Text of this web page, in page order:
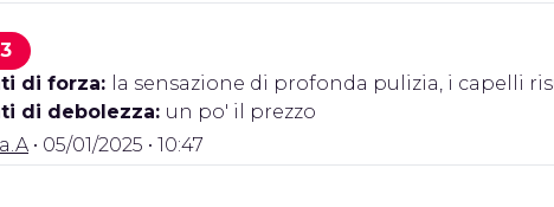
3
di forza: la sensazione di profonda pulizia, i capelli
di debolezza: un po' il prezzo
• 05/01/2025 • 10:47